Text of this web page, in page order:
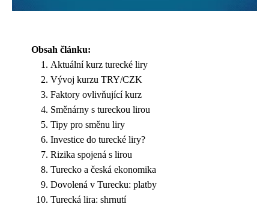
Obsah článku:
Aktuální kurz turecké liry
Vývoj kurzu TRY/CZK
Faktory ovlivňující kurz
Směnárny s tureckou lirou
Tipy pro směnu liry
Investice do turecké liry?
Rizika spojená s lirou
Turecko a česká ekonomika
Dovolená v Turecku: platby
Turecká lira: shrnutí